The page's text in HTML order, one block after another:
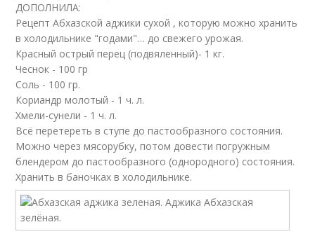
ДОПОЛНИЛА:
Рецепт Абхазской аджики сухой , которую можно хранить
в холодильнике "годами"… до свежего урожая.
Красный острый перец (подвяленный)- 1 кг.
Чеснок - 100 гр
Соль - 100 гр.
Кориандр молотый - 1 ч. л.
Хмели-сунели - 1 ч. л.
Всё перетереть в ступе до пастообразного состояния.
Можно через мясорубку, потом довести погружным
блендером до пастообразного (однородного) состояния.
Хранить в баночках в холодильнике.